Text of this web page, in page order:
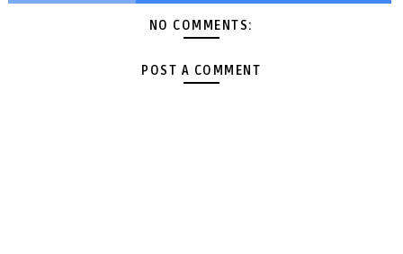
NO COMMENTS:
POST A COMMENT